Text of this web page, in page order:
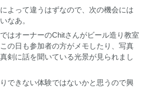
よって違うはずなので、次の機会には
なあ。
はオーナーのChitさんがビール造り教室
の日も参加者の方がメモしたり、写真
剣に話を聞いている光景が見られまし
できない体験ではないかと思うので興